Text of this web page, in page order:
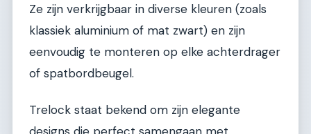
Ze zijn verkrijgbaar in diverse kleuren (zoals
klassiek aluminium of mat zwart) en zijn
eenvoudig te monteren op elke achterdrager
of spatbordbeugel.
Trelock staat bekend om zijn elegante